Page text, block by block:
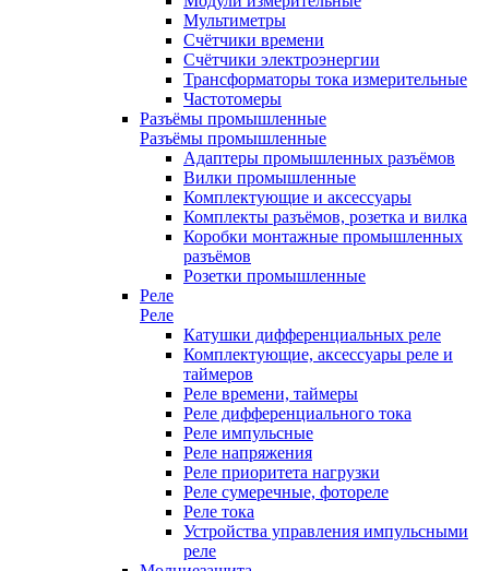
Мультиметры
Счётчики времени
Счётчики электроэнергии
Трансформаторы тока измерительные
Частотомеры
Разъёмы промышленные
Разъёмы промышленные
Адаптеры промышленных разъёмов
Вилки промышленные
Комплектующие и аксессуары
Комплекты разъёмов, розетка и вилка
Коробки монтажные промышленных
разъёмов
Розетки промышленные
Реле
Реле
Катушки дифференциальных реле
Комплектующие, аксессуары реле и
таймеров
Реле времени, таймеры
Реле дифференциального тока
Реле импульсные
Реле напряжения
Реле приоритета нагрузки
Реле сумеречные, фотореле
Реле тока
Устройства управления импульсными
реле